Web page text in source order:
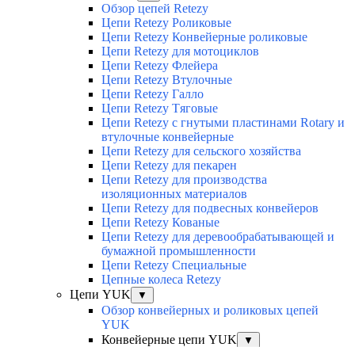
Обзор цепей Retezy
Цепи Retezy Роликовые
Цепи Retezy Конвейерные роликовые
Цепи Retezy для мотоциклов
Цепи Retezy Флейера
Цепи Retezy Втулочные
Цепи Retezy Галло
Цепи Retezy Tяговые
Цепи Retezy с гнутыми пластинами Rotary и
втулочные конвейерные
Цепи Retezy для сельского хозяйства
Цепи Retezy для пекарен
Цепи Retezy для производства
изоляционных материалов
Цепи Retezy для подвесных конвейеров
Цепи Retezy Кованые
Цепи Retezy для деревообрабатывающей и
бумажной промышленности
Цепи Retezy Специальные
Цепные колеса Retezy
Цепи YUK
▼
Обзор конвейерных и роликовых цепей
YUK
Конвейерные цепи YUK
▼